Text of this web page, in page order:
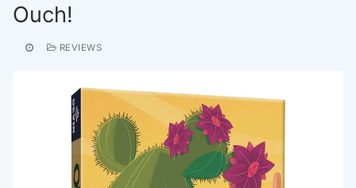
Ouch!
REVIEWS